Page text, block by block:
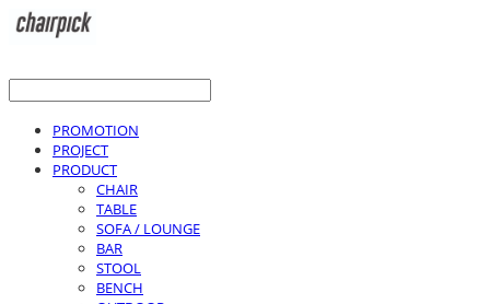
PROMOTION
PROJECT
PRODUCT
CHAIR
TABLE
SOFA / LOUNGE
BAR
STOOL
BENCH